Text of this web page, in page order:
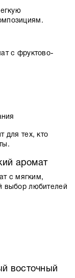
с фруктово-
для тех, кто
аромат
с мягким,
выбор любителей
восточный